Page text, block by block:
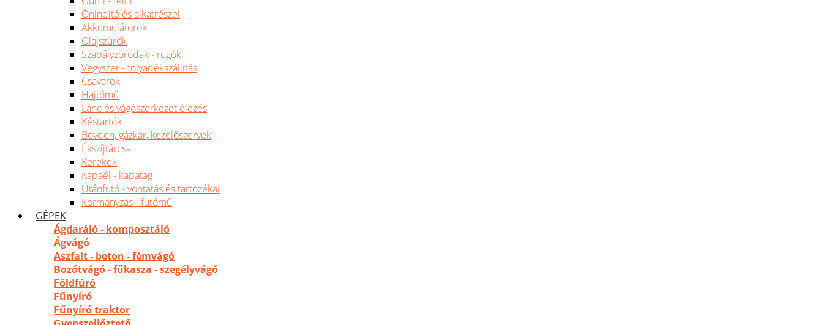
Önindító és alkatrészei
Akkumulátorok
Olajszűrők
Szabályzórudak - rugók
Vegyszer - folyadékszállítás
Csavarok
Hajtómű
Lánc és vágószerkezet élezés
Késtartók
Bovden, gázkar, kezelőszervek
Ékszíjtárcsa
Kerekek
Kapaél - kapatag
Utánfutó - vontatás és tartozékai
Kormányzás - futómű
GÉPEK
Ágdaráló - komposztáló
Ágvágó
Aszfalt - beton - fémvágó
Bozótvágó - fűkasza - szegélyvágó
Földfúró
Fűnyíró
Fűnyíró traktor